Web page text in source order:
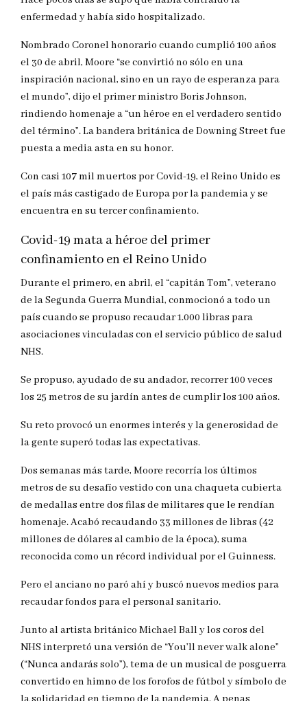
enfermedad y había sido hospitalizado.
Nombrado Coronel honorario cuando cumplió 100 años
el 30 de abril, Moore “se convirtió no sólo en una
inspiración nacional, sino en un rayo de esperanza para
el mundo”, dijo el primer ministro Boris Johnson,
rindiendo homenaje a “un héroe en el verdadero sentido
del término”. La bandera británica de Downing Street fue
puesta a media asta en su honor.
Con casi 107 mil muertos por Covid-19, el Reino Unido es
el país más castigado de Europa por la pandemia y se
encuentra en su tercer confinamiento.
Covid-19 mata a héroe del primer
confinamiento en el Reino Unido
Durante el primero, en abril, el “capitán Tom”, veterano
de la Segunda Guerra Mundial, conmocionó a todo un
país cuando se propuso recaudar 1.000 libras para
asociaciones vinculadas con el servicio público de salud
NHS.
Se propuso, ayudado de su andador, recorrer 100 veces
los 25 metros de su jardín antes de cumplir los 100 años.
Su reto provocó un enormes interés y la generosidad de
la gente superó todas las expectativas.
Dos semanas más tarde, Moore recorría los últimos
metros de su desafío vestido con una chaqueta cubierta
de medallas entre dos filas de militares que le rendían
homenaje. Acabó recaudando 33 millones de libras (42
millones de dólares al cambio de la época), suma
reconocida como un récord individual por el Guinness.
Pero el anciano no paró ahí y buscó nuevos medios para
recaudar fondos para el personal sanitario.
Junto al artista británico Michael Ball y los coros del
NHS interpretó una versión de “You’ll never walk alone”
(“Nunca andarás solo”), tema de un musical de posguerra
convertido en himno de los forofos de fútbol y símbolo de